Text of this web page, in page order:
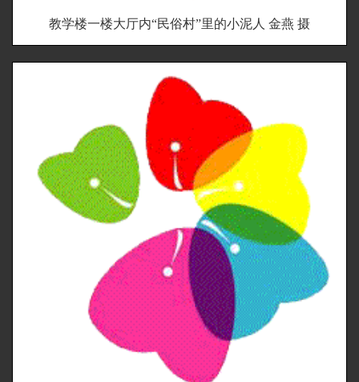
教学楼一楼大厅内“民俗村”里的小泥人 金燕 摄